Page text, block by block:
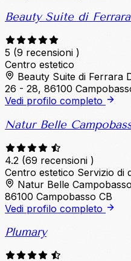
Beauty Suite di
5 (9 recensioni )
Centro estetico
Beauty Suite di Ferrara
26 - 28, 86100
Vedi profilo completo
Natur Belle
4.2 (69 recensioni )
Centro estetico Servizio di
Natur Belle
86100 Campobasso CB
Vedi profilo completo
Plumary